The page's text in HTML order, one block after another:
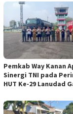
Pemkab Way Kanan
Sinergi TNI pada
HUT Ke-29 Lanudad